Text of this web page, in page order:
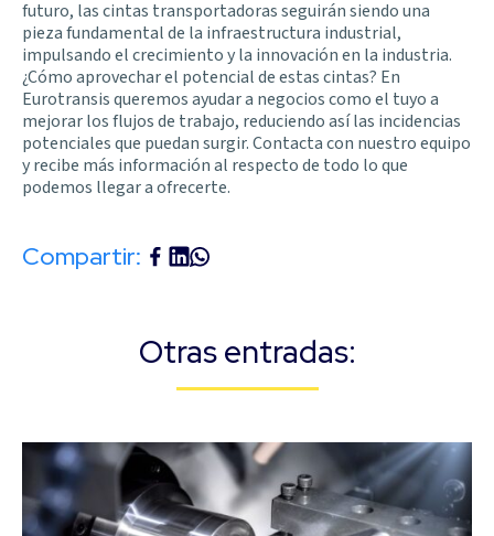
futuro, las cintas transportadoras seguirán siendo una
pieza fundamental de la infraestructura industrial,
impulsando el crecimiento y la innovación en la industria.
¿Cómo aprovechar el potencial de estas cintas? En
Eurotransis queremos ayudar a negocios como el tuyo a
mejorar los flujos de trabajo, reduciendo así las incidencias
potenciales que puedan surgir. Contacta con nuestro equipo
y recibe más información al respecto de todo lo que
podemos llegar a ofrecerte.
Compartir:
Otras entradas: